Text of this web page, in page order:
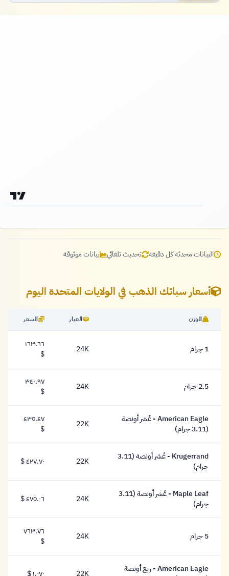
البيانات محدثة كل دقيقة تحديث تلقائي بيانات موثوقة
أسعار سبائك الذهب في الولايات المتحدة اليوم
الوزن العيار السعر
1 جرام 24K ١٦٣.٦٦ دولار
١٦٣.٦٦
$
2.5 جرام 24K ٣٤٠.٩٧ دولار
٣٤٠.٩٧
$
American Eagle - عُشر أونصة
(3.11 جرام)
22K ٤٣٥.٤٧ دولار
٤٣٥.٤٧
$
Krugerrand - عُشر أونصة (3.11
جرام)
22K ٤٢٧.٧٠ دولار
٤٢٧.٧٠ $
Maple Leaf - عُشر أونصة (3.11
جرام)
24K ٤٧٥.٠٦ دولار
٤٧٥.٠٦ $
5 جرام 24K ٧٦٣.٧٦ دولار
٧٦٣.٧٦
$
American Eagle - ربع أونصة
22K